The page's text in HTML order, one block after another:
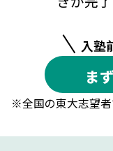
入塾
ま
※全国の東大志望者